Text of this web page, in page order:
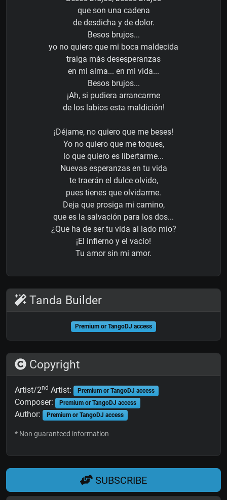
que son una cadena
de desdicha y de dolor.
Besos brujos...
yo no quiero que mi boca maldecida
traiga más desesperanzas
en mi alma... en mi vida...
Besos brujos...
¡Ah, si pudiera arrancarme
de los labios esta maldición!
¡Déjame, no quiero que me beses!
Yo no quiero que me toques,
lo que quiero es libertarme...
Nuevas esperanzas en tu vida
te traerán el dulce olvido,
pues tienes que olvidarme.
Deja que prosiga mi camino,
que es la salvación para los dos...
¿Que ha de ser tu vida al lado mío?
¡El infierno y el vacío!
Tu amor sin mi amor.
Tanda Builder
Premium or TangoDJ access
Copyright
Artist/2nd Artist: Premium or TangoDJ access
Composer: Premium or TangoDJ access
Author: Premium or TangoDJ access
* Non guaranteed information
SUBSCRIBE